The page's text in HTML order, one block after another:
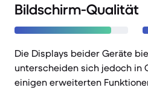
Bildschirm-Qualität
Die Displays beider Geräte
unterscheiden sich jedoch in
einigen erweiterten